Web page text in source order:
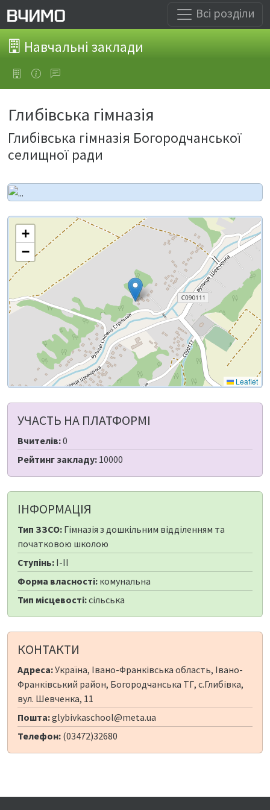
Всі розділи
Навчальні заклади
Глибівська гімназія
Глибівська гімназія Богородчанської
селищної ради
+
−
Leaflet
УЧАСТЬ НА ПЛАТФОРМІ
Вчителів:0
Рейтинг закладу: 10000
ІНФОРМАЦІЯ
Тип ЗЗСО: Гімназія з дошкільним відділенням та
початковою школою
Ступінь: I-II
Форма власності: комунальна
Тип місцевості:сільська
КОНТАКТИ
Адреса:Україна, Івано-Франківська область, Івано-
Франківський район, Богородчанська ТГ, с.Глибівка,
вул. Шевченка, 11
Пошта:glybivkaschool@meta.ua
Телефон: (03472)32680